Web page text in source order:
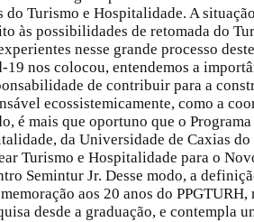
do Turismo e Hospitalidade. A
às possibilidades de retomada do
nesse grande processo
19 nos colocou, entendemos a
de contribuir para a
ecossistemicamente, como a
é mais que oportuno que o
da Universidade de Caxias
Turismo e Hospitalidade para o
Semintur Jr. Desse modo, a
aos 20 anos do
desde a graduação, e contempla